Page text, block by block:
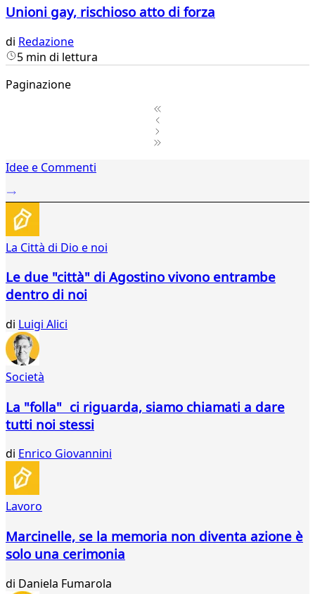
Unioni gay, rischioso atto di forza
di Redazione
5 min di lettura
Paginazione
2Idee e Commenti
La Città di Dio e noi
Le due "città" di Agostino vivono entrambe
dentro di noi
di Luigi Alici
Società
La "folla" ci riguarda, siamo chiamati a dare
tutti noi stessi
di Enrico Giovannini
Lavoro
Marcinelle, se la memoria non diventa azione è
solo una cerimonia
di Daniela Fumarola